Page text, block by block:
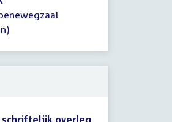
schriftelijk overleg